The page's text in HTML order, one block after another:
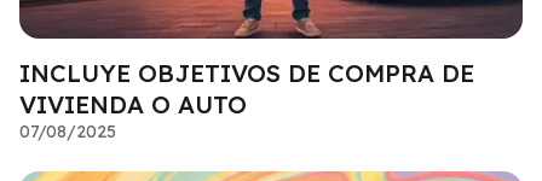
INCLUYE OBJETIVOS DE COMPRA DE
VIVIENDA O AUTO
07/08/2025